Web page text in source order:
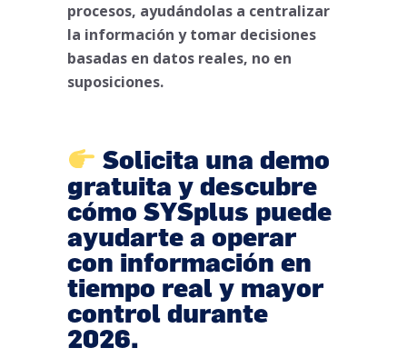
procesos, ayudándolas a centralizar
la información y tomar decisiones
basadas en datos reales, no en
suposiciones.
Solicita una demo
gratuita y descubre
cómo SYSplus puede
ayudarte a operar
con información en
tiempo real y mayor
control durante
2026.